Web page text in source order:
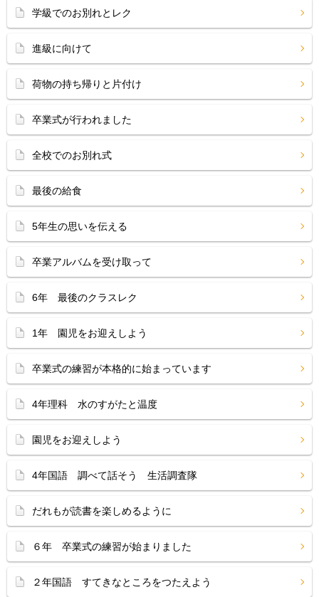
学級でのお別れとレク
進級に向けて
荷物の持ち帰りと片付け
卒業式が行われました
全校でのお別れ式
最後の給食
5年生の思いを伝える
卒業アルバムを受け取って
6年 最後のクラスレク
1年 園児をお迎えしよう
卒業式の練習が本格的に始まっています
4年理科 水のすがたと温度
園児をお迎えしよう
4年国語 調べて話そう 生活調査隊
だれもが読書を楽しめるように
６年 卒業式の練習が始まりました
２年国語 すてきなところをつたえよう